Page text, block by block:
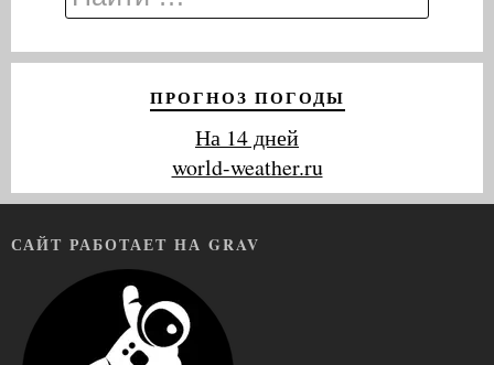
ПРОГНОЗ ПОГОДЫ
На 14 дней
world-weather.ru
САЙТ РАБОТАЕТ НА GRAV